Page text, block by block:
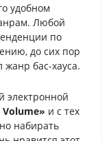
удобном
Любой
по
до сих пор
бас-хауса.
электронной
Volume» и с тех
набирать